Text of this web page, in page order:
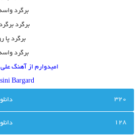
برگرد
برگرد
برگرد پا
برگرد
امیدوارم از آهنگ
Bargard
320
128